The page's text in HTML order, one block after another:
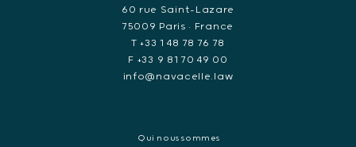
60 rue Saint-Lazare
75009 Paris • France
T +33 1 48 78 76 78
F +33 9 81 70 49 00
info@navacelle.law
Qui nous sommes